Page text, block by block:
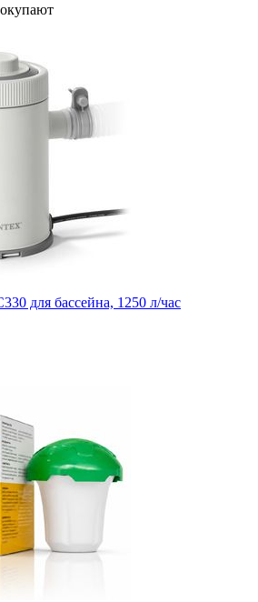
для бассейна, 1250 л/час